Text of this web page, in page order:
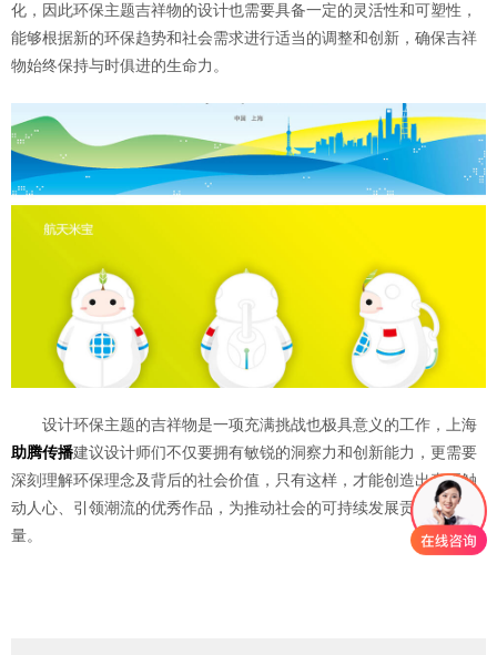
化，因此环保主题吉祥物的设计也需要具备一定的灵活性和可塑性，
能够根据新的环保趋势和社会需求进行适当的调整和创新，确保吉祥
物始终保持与时俱进的生命力。
设计环保主题的吉祥物是一项充满挑战也极具意义的工作，上海
助腾传播建议设计师们不仅要拥有敏锐的洞察力和创新能力，更需要
深刻理解环保理念及背后的社会价值，只有这样，才能创造出真正触
动人心、引领潮流的优秀作品，为推动社会的可持续发展贡献一份力
量。